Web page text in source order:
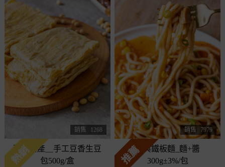
銷售 1268
熱銷
莿桐名產＿手工豆香生豆
包500g/盒
銷售 7979
推薦經典鐵板麵_麵+醬
300g±3%/包